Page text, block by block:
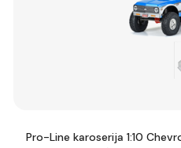
Pro-Line karoserija 1:10